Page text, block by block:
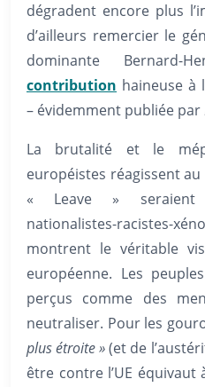
dégradent encore plus
d’ailleurs remercier le
dominante
contribution haineuse à
– évidemment publiée par
La brutalité et le
européistes réagissent
« Leave » seraient
nationalistes-racistes-
montrent le véritable
européenne. Les
perçus comme des
neutraliser. Pour les
plus étroite »(et de
être contre l’UE équivaut